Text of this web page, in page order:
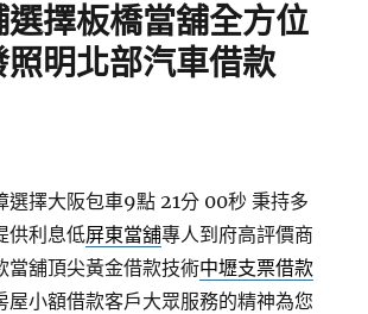
選擇板橋當舖全方位
照明北部汽車借款
選擇大阪包車9點 21分 00秒 秉持多
供利息低屏東當舖專人到府高評價商
當舖頂尖黃金借款技術中壢支票借款
屋小額借款客戶大眾服務的精神為您